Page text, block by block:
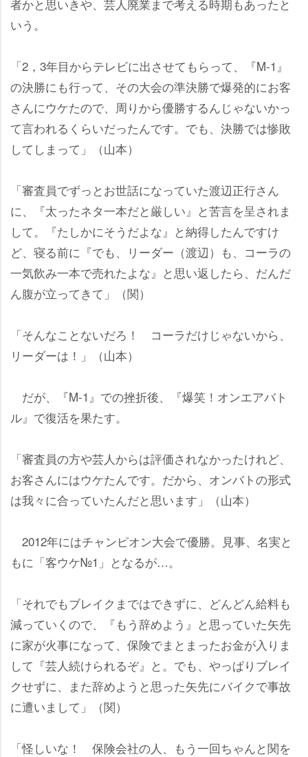
者かと思いきや、芸人廃業まで考える時期もあったと
いう。
「2，3年目からテレビに出させてもらって、『M-1』
の決勝にも行って、その大会の準決勝で爆発的にお客
さんにウケたので、周りから優勝するんじゃないかっ
て言われるくらいだったんです。でも、決勝では惨敗
してしまって」（山本）
「審査員でずっとお世話になっていた渡辺正行さん
に、『太ったネタ一本だと厳しい』と苦言を呈されま
して。『たしかにそうだよな』と納得したんですけ
ど、寝る前に『でも、リーダー（渡辺）も、コーラの
一気飲み一本で売れたよな』と思い返したら、だんだ
ん腹が立ってきて」（関）
「そんなことないだろ！ コーラだけじゃないから、
リーダーは！」（山本）
だが、『M-1』での挫折後、『爆笑！オンエアバト
ル』で復活を果たす。
「審査員の方や芸人からは評価されなかったけれど、
お客さんにはウケたんです。だから、オンバトの形式
は我々に合っていたんだと思います」（山本）
2012年にはチャンピオン大会で優勝。見事、名実と
もに「客ウケ№1」となるが…。
「それでもブレイクまではできずに、どんどん給料も
減っていくので、『もう辞めよう』と思っていた矢先
に家が火事になって、保険でまとまったお金が入りま
して『芸人続けられるぞ』と。でも、やっぱりブレイ
クせずに、また辞めようと思った矢先にバイクで事故
に遭いまして」（関）
「怪しいな！ 保険会社の人、もう一回ちゃんと関を